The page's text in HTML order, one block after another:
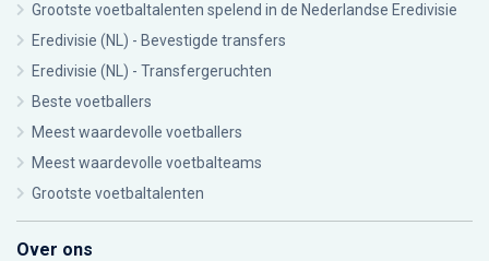
Grootste voetbaltalenten spelend in de Nederlandse Eredivisie
Eredivisie (NL) - Bevestigde transfers
Eredivisie (NL) - Transfergeruchten
Beste voetballers
Meest waardevolle voetballers
Meest waardevolle voetbalteams
Grootste voetbaltalenten
Over ons